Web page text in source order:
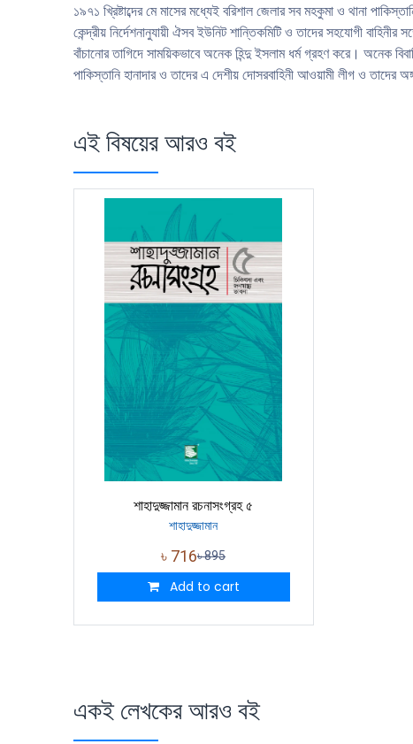
১৯৭১ খ্রিষ্টাব্দের মে মাসের মধ্যেই বরিশাল জেলার সব মহকুমা ও থানা
কেন্দ্রীয় নির্দেশনানুযায়ী ঐসব ইউনিট শান্তিকমিটি ও তাদের সহযােগী
বাঁচানাের তাগিদে সাময়িকভাবে অনেক হিন্দু ইসলাম ধর্ম গ্রহণ করে। অনেক
পাকিস্তানি হানাদার ও তাদের এ দেশীয় দোসরবাহিনী আওয়ামী লীগ ও তাদের
এই বিষয়ের আরও বই
শাহাদুজ্জামান রচনাসংগ্রহ ৫
শাহাদুজ্জামান
৳ 716৳895
Add to cart
একই লেখকের আরও বই